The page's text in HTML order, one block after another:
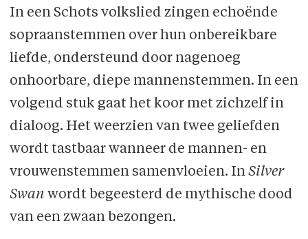
In een Schots volkslied zingen echoënde
sopraanstemmen over hun onbereikbare
liefde, ondersteund door nagenoeg
onhoorbare, diepe mannenstemmen. In een
volgend stuk gaat het koor met zichzelf in
dialoog. Het weerzien van twee geliefden
wordt tastbaar wanneer de mannen- en
vrouwenstemmen samenvloeien. In Silver
Swan wordt begeesterd de mythische dood
van een zwaan bezongen.